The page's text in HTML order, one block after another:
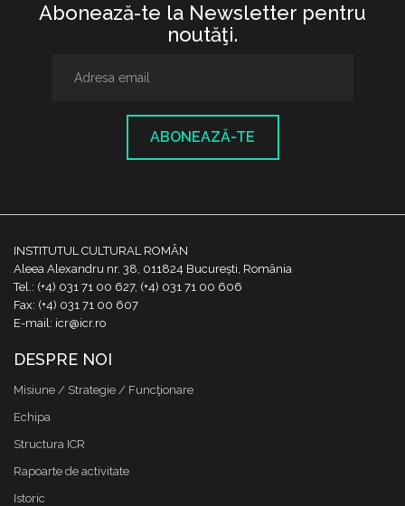
Abonează-te la Newsletter pentru
noutăţi.
ABONEAZĂ-TE
INSTITUTUL CULTURAL ROMÂN
Aleea Alexandru nr. 38, 011824 București, România
Tel.: (+4) 031 71 00 627, (+4) 031 71 00 606
Fax: (+4) 031 71 00 607
E-mail: icr@icr.ro
DESPRE NOI
Misiune / Strategie / Funcţionare
Echipa
Structura ICR
Rapoarte de activitate
Istoric